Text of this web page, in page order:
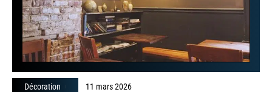
Décoration 11 mars 2026